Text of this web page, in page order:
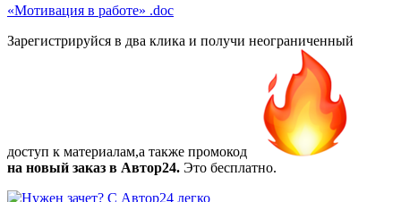
«Мотивация в работе» .doc
Зарегистрируйся в два клика и получи неограниченный
доступ к материалам,а также промокод
на новый заказ в Автор24. Это бесплатно.